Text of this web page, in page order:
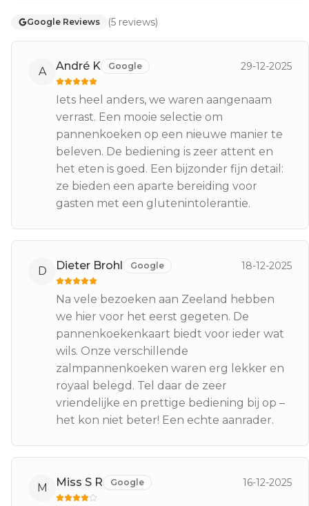
Google Reviews (5 reviews)
A André K Google 29-12-2025
Iets heel anders, we waren aangenaam
verrast. Een mooie selectie om
pannenkoeken op een nieuwe manier te
beleven. De bediening is zeer attent en
het eten is goed. Een bijzonder fijn detail:
ze bieden een aparte bereiding voor
gasten met een glutenintolerantie.
D Dieter Brohl Google 18-12-2025
Na vele bezoeken aan Zeeland hebben
we hier voor het eerst gegeten. De
pannenkoekenkaart biedt voor ieder wat
wils. Onze verschillende
zalmpannenkoeken waren erg lekker en
royaal belegd. Tel daar de zeer
vriendelijke en prettige bediening bij op –
het kon niet beter! Een echte aanrader.
M Miss S R Google 16-12-2025